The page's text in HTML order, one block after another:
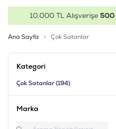
10.000 TL Alışverişe500 TL
Ana Sayfa Çok Satanlar
Kategori
Çok Satanlar(194)
Marka